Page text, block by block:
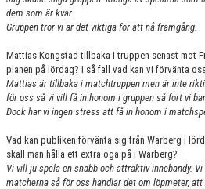
dem som är kvar.
Gruppen tror vi är det viktiga för att nå framgång.
Mattias Kongstad tillbaka i truppen senast mot
planen på lördag? I så fall vad kan vi förvänta
Mattias är tillbaka i matchtruppen men är inte
för oss så vi vill få in honom i gruppen så fort vi
Dock har vi ingen stress att få in honom i
Vad kan publiken förvänta sig från Warberg i
skall man hålla ett extra öga på i Warberg?
Vi vill ju spela en snabb och attraktiv innebandy.
matcherna så för oss handlar det om löpmeter,